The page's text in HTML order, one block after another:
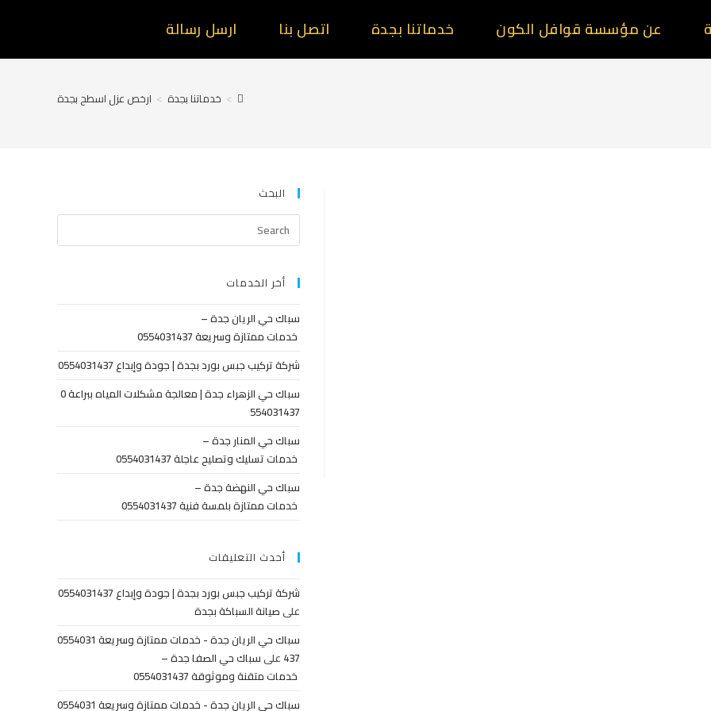
عن مؤسسة قوافل الكون خدماتنا بجدة اتصل بنا ارسل رسالة
> خدماتنا بجدة > ارخص عزل اسطح بجدة
البحث
أخر الخدمات
سباك حي الريان جدة –
خدمات ممتازة وسريعة 0554031437
شركة تركيب جبس بورد بجدة | جودة وإبداع 0554031437
سباك حي الزهراء جدة | معالجة مشكلات المياه ببراعة 0
554031437
سباك حي المنار جدة –
خدمات تسليك وتصليح عاجلة 0554031437
سباك حي النهضة جدة –
خدمات ممتازة بلمسة فنية 0554031437
أحدث التعليقات
شركة تركيب جبس بورد بجدة | جودة وإبداع 0554031437
علىصيانة السباكة بجدة
سباك حي الريان جدة - خدمات ممتازة وسريعة 0554031
437 علىسباك حي الصفا جدة –
خدمات متقنة وموثوقة 0554031437
سباك حي الريان جدة - خدمات ممتازة وسريعة 0554031